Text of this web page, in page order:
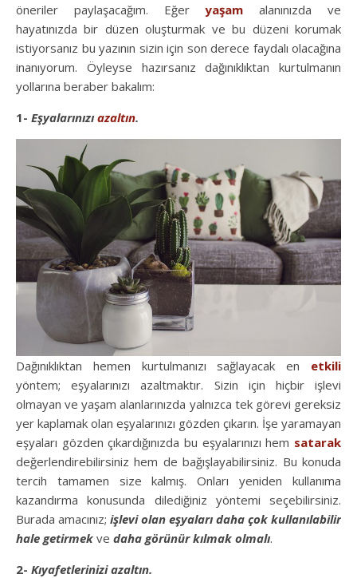
öneriler paylaşacağım. Eğeryaşam alanınızda ve
hayatınızda bir düzen oluşturmak ve bu düzeni korumak
istiyorsanız bu yazının sizin için son derece faydalı olacağına
inanıyorum. Öyleyse hazırsanız dağınıklıktan kurtulmanın
yollarına beraber bakalım:
1- Eşyalarınızı azaltın.
Dağınıklıktan hemen kurtulmanızı sağlayacak en etkili
yöntem; eşyalarınızı azaltmaktır. Sizin için hiçbir işlevi
olmayan ve yaşam alanlarınızda yalnızca tek görevi gereksiz
yer kaplamak olan eşyalarınızı gözden çıkarın. İşe yaramayan
eşyaları gözden çıkardığınızda bu eşyalarınızı hem satarak
değerlendirebilirsiniz hem de bağışlayabilirsiniz. Bu konuda
tercih tamamen size kalmış. Onları yeniden kullanıma
kazandırma konusunda dilediğiniz yöntemi seçebilirsiniz.
Burada amacınız; işlevi olan eşyaları daha çok kullanılabilir
hale getirmek ve daha görünür kılmak olmalı.
2- Kıyafetlerinizi azaltın.